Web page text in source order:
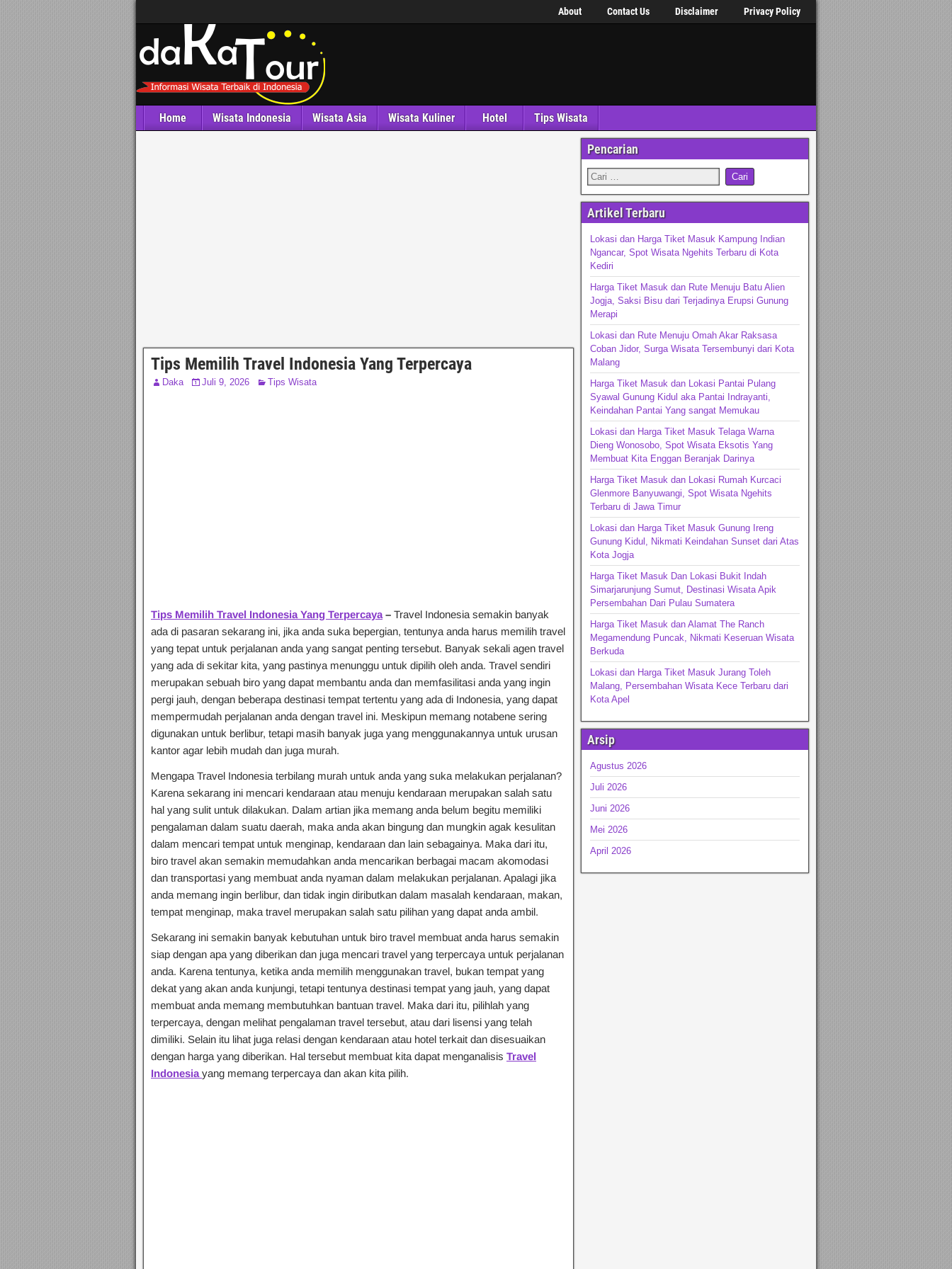
About Contact Us Disclaimer Privacy Policy
Home Wisata Indonesia Wisata Asia Wisata Kuliner Hotel Tips Wisata
Tips Memilih Travel Indonesia Yang Terpercaya
Daka Juli 9, 2026 Tips Wisata
Tips Memilih Travel Indonesia Yang Terpercaya – Travel Indonesia semakin banyak
ada di pasaran sekarang ini, jika anda suka bepergian, tentunya anda harus memilih travel
yang tepat untuk perjalanan anda yang sangat penting tersebut. Banyak sekali agen travel
yang ada di sekitar kita, yang pastinya menunggu untuk dipilih oleh anda. Travel sendiri
merupakan sebuah biro yang dapat membantu anda dan memfasilitasi anda yang ingin
pergi jauh, dengan beberapa destinasi tempat tertentu yang ada di Indonesia, yang dapat
mempermudah perjalanan anda dengan travel ini. Meskipun memang notabene sering
digunakan untuk berlibur, tetapi masih banyak juga yang menggunakannya untuk urusan
kantor agar lebih mudah dan juga murah.
Mengapa Travel Indonesia terbilang murah untuk anda yang suka melakukan perjalanan?
Karena sekarang ini mencari kendaraan atau menuju kendaraan merupakan salah satu
hal yang sulit untuk dilakukan. Dalam artian jika memang anda belum begitu memiliki
pengalaman dalam suatu daerah, maka anda akan bingung dan mungkin agak kesulitan
dalam mencari tempat untuk menginap, kendaraan dan lain sebagainya. Maka dari itu,
biro travel akan semakin memudahkan anda mencarikan berbagai macam akomodasi
dan transportasi yang membuat anda nyaman dalam melakukan perjalanan. Apalagi jika
anda memang ingin berlibur, dan tidak ingin diributkan dalam masalah kendaraan, makan,
tempat menginap, maka travel merupakan salah satu pilihan yang dapat anda ambil.
Sekarang ini semakin banyak kebutuhan untuk biro travel membuat anda harus semakin
siap dengan apa yang diberikan dan juga mencari travel yang terpercaya untuk perjalanan
anda. Karena tentunya, ketika anda memilih menggunakan travel, bukan tempat yang
dekat yang akan anda kunjungi, tetapi tentunya destinasi tempat yang jauh, yang dapat
membuat anda memang membutuhkan bantuan travel. Maka dari itu, pilihlah yang
terpercaya, dengan melihat pengalaman travel tersebut, atau dari lisensi yang telah
dimiliki. Selain itu lihat juga relasi dengan kendaraan atau hotel terkait dan disesuaikan
dengan harga yang diberikan. Hal tersebut membuat kita dapat menganalisis Travel
Indonesia yang memang terpercaya dan akan kita pilih.
Pencarian
Artikel Terbaru
Lokasi dan Harga Tiket Masuk Kampung Indian
Ngancar, Spot Wisata Ngehits Terbaru di Kota
Kediri
Harga Tiket Masuk dan Rute Menuju Batu Alien
Jogja, Saksi Bisu dari Terjadinya Erupsi Gunung
Merapi
Lokasi dan Rute Menuju Omah Akar Raksasa
Coban Jidor, Surga Wisata Tersembunyi dari Kota
Malang
Harga Tiket Masuk dan Lokasi Pantai Pulang
Syawal Gunung Kidul aka Pantai Indrayanti,
Keindahan Pantai Yang sangat Memukau
Lokasi dan Harga Tiket Masuk Telaga Warna
Dieng Wonosobo, Spot Wisata Eksotis Yang
Membuat Kita Enggan Beranjak Darinya
Harga Tiket Masuk dan Lokasi Rumah Kurcaci
Glenmore Banyuwangi, Spot Wisata Ngehits
Terbaru di Jawa Timur
Lokasi dan Harga Tiket Masuk Gunung Ireng
Gunung Kidul, Nikmati Keindahan Sunset dari Atas
Kota Jogja
Harga Tiket Masuk Dan Lokasi Bukit Indah
Simarjarunjung Sumut, Destinasi Wisata Apik
Persembahan Dari Pulau Sumatera
Harga Tiket Masuk dan Alamat The Ranch
Megamendung Puncak, Nikmati Keseruan Wisata
Berkuda
Lokasi dan Harga Tiket Masuk Jurang Toleh
Malang, Persembahan Wisata Kece Terbaru dari
Kota Apel
Arsip
Agustus 2026
Juli 2026
Juni 2026
Mei 2026
April 2026